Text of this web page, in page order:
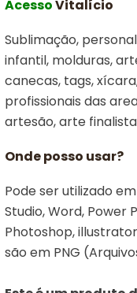
AcessoVitalício
Sublimação,
infantil, molduras,
canecas, tags,
profissionais das
artesão, arte
Onde posso usar?
Pode ser utilizado
Studio, Word, Power
Photoshop,
são em PNG